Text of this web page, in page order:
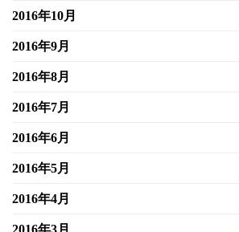
2016年10月
2016年9月
2016年8月
2016年7月
2016年6月
2016年5月
2016年4月